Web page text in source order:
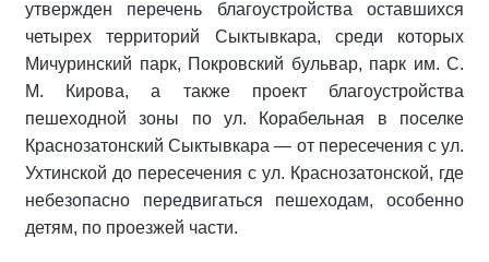
утвержден перечень благоустройства оставшихся
четырех территорий Сыктывкара, среди которых
Мичуринский парк, Покровский бульвар, парк им. С.
М. Кирова, а также проект благоустройства
пешеходной зоны по ул. Корабельная в поселке
Краснозатонский Сыктывкара — от пересечения с ул.
Ухтинской до пересечения с ул. Краснозатонской, где
небезопасно передвигаться пешеходам, особенно
детям, по проезжей части.